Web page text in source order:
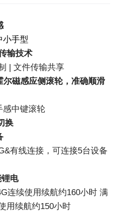
小手型
输技术
| 文件传输共享
尔磁感应侧滚轮，准确顺滑
感中键滚轮
换
有线连接，可连接5台设备
锂电
连续使用续航约160小时 满
用续航约150小时